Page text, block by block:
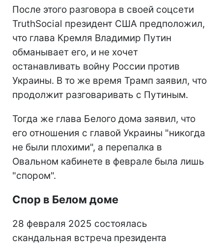
После этого разговора в своей соцсети
TruthSocial президент США предположил,
что глава Кремля Владимир Путин
обманывает его, и не хочет
останавливать войну России против
Украины. В то же время Трамп заявил, что
продолжит разговаривать с Путиным.
Тогда же глава Белого дома заявил, что
его отношения с главой Украины "никогда
не были плохими", а перепалка в
Овальном кабинете в феврале была лишь
"спором".
Спор в Белом доме
28 февраля 2025 состоялась
скандальная встреча президента